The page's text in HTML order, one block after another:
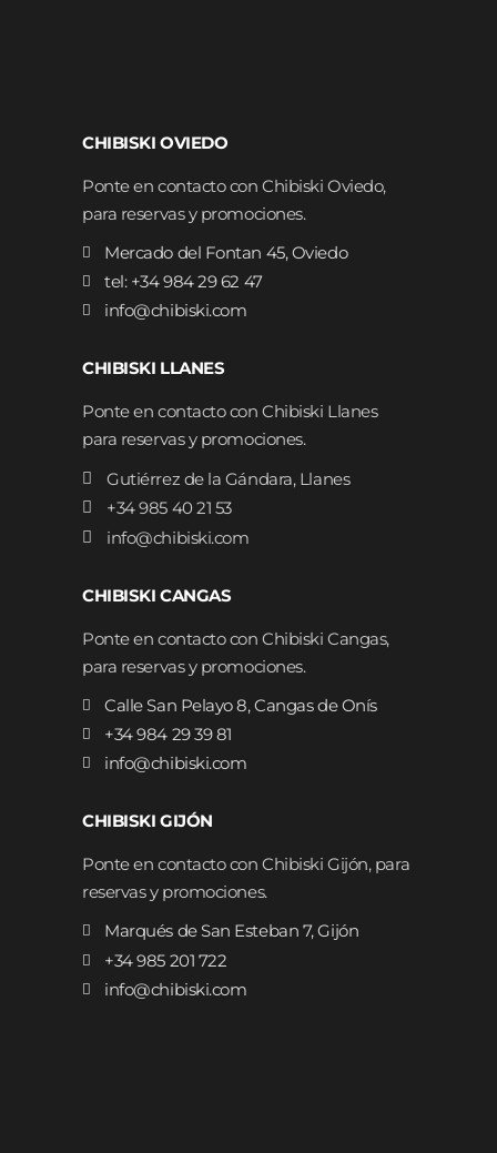
CHIBISKI OVIEDO
Ponte en contacto con Chibiski Oviedo,
para reservas y promociones.
Mercado del Fontan 45, Oviedo
tel: +34 984 29 62 47
info@chibiski.com
CHIBISKI LLANES
Ponte en contacto con Chibiski Llanes
para reservas y promociones.
Gutiérrez de la Gándara, Llanes
+34 985 40 21 53
info@chibiski.com
CHIBISKI CANGAS
Ponte en contacto con Chibiski Cangas,
para reservas y promociones.
Calle San Pelayo 8, Cangas de Onís
+34 984 29 39 81
info@chibiski.com
CHIBISKI GIJÓN
Ponte en contacto con Chibiski Gijón, para
reservas y promociones.
Marqués de San Esteban 7, Gijón
+34 985 201 722
info@chibiski.com